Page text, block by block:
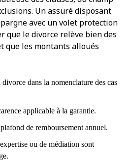
Un assuré disposant
avec un volet protection
que le divorce relève bien des
que les montants alloués
dans la nomenclature des cas
applicable à la garantie.
de remboursement annuel.
ou de médiation sont